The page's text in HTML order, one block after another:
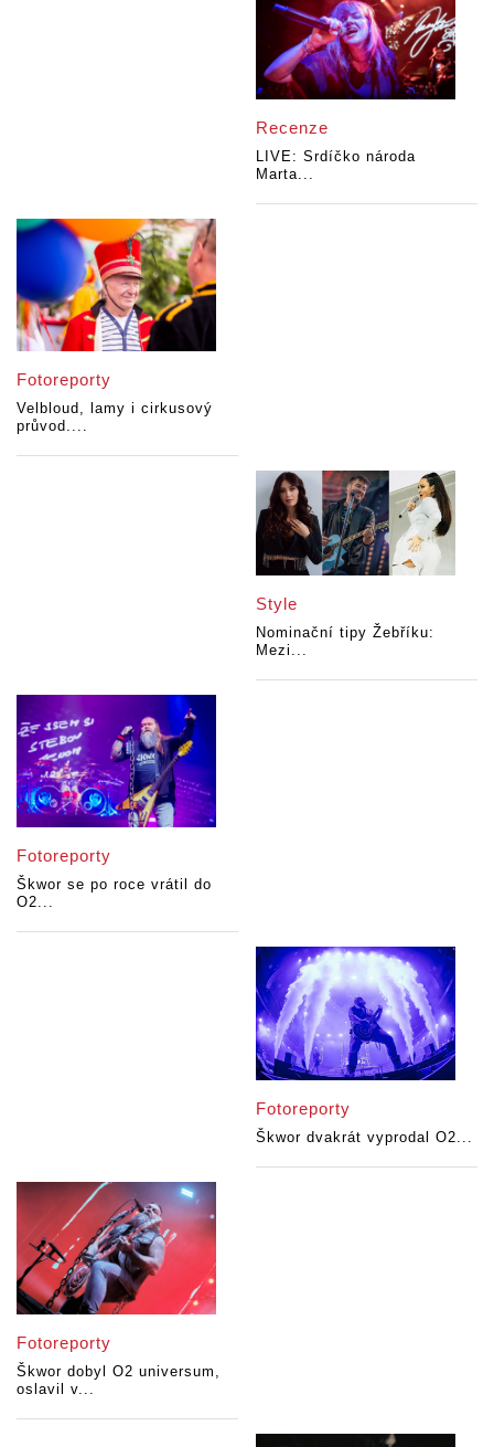
Recenze
LIVE: Srdíčko národa
Marta...
Fotoreporty
Velbloud, lamy i cirkusový
průvod....
Style
Nominační tipy Žebříku:
Mezi...
Fotoreporty
Škwor se po roce vrátil do
O2...
Fotoreporty
Škwor dvakrát vyprodal O2...
Fotoreporty
Škwor dobyl O2 universum,
oslavil v...